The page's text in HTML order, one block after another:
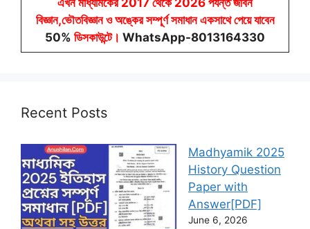
এখন মাধ্যমিকের 2017 থেকে 2026 পর্যন্ত জীবন
বিজ্ঞান,ভৌতবিজ্ঞান ও অঙ্কের সম্পূর্ণ সমাধান একসাথে পেয়ে যাবেন
50% ডিসকাউন্টে। WhatsApp-8013164330
Recent Posts
Madhyamik 2025
History Question
Paper with
Answer[PDF]
June 6, 2026